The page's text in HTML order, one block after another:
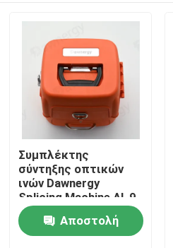
Σπίτι
Προϊόντα
Βίντεο
Συμπλέκτης
σύντηξης οπτικών
ινών Dawnergy
Splicing Machine AI-9
Αποστολή